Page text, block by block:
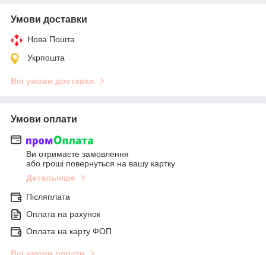
Умови доставки
Нова Пошта
Укрпошта
Всі умови доставки
Умови оплати
Ви отримаєте замовлення
або гроші повернуться на вашу картку
Детальніше
Післяплата
Оплата на рахунок
Оплата на карту ФОП
Всі умови оплати